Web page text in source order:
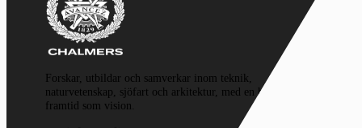
Forskar, utbildar och samverkar inom teknik,
naturvetenskap, sjöfart och arkitektur, med en hållbar
framtid som vision.